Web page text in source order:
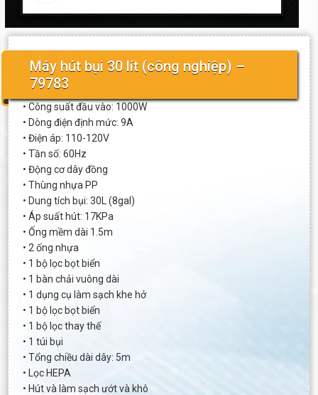
Máy hút bụi 30 lít (công nghiệp) –
79783
• Công suất đầu vào: 1000W
• Dòng điện định mức: 9A
• Điện áp: 110-120V
• Tần số: 60Hz
• Động cơ dây đồng
• Thùng nhựa PP
• Dung tích bụi: 30L (8gal)
• Áp suất hút: 17KPa
• Ống mềm dài 1.5m
• 2 ống nhựa
• 1 bộ lọc bọt biển
• 1 bàn chải vuông dài
• 1 dụng cụ làm sạch khe hở
• 1 bộ lọc bọt biển
• 1 bộ lọc thay thế
• 1 túi bụi
• Tổng chiều dài dây: 5m
• Lọc HEPA
• Hút và làm sạch ướt và khô